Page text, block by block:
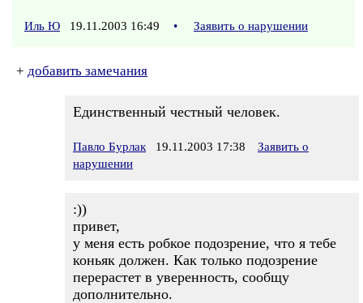
Иль Ю 19.11.2003 16:49 • Заявить о нарушении
+ добавить замечания
Единственный честный человек.
Павло Бурлак 19.11.2003 17:38
Заявить о
нарушении
:))
привет,
у меня есть робкое подозрение, что я тебе
коньяк должен. Как только подозрение
перерастет в уверенность, сообщу
дополнительно.